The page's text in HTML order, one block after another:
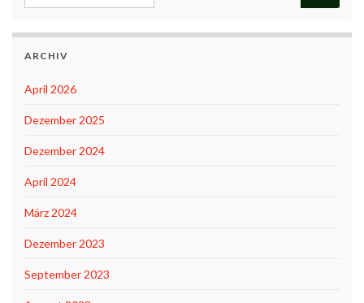
ARCHIV
April 2026
Dezember 2025
Dezember 2024
April 2024
März 2024
Dezember 2023
September 2023